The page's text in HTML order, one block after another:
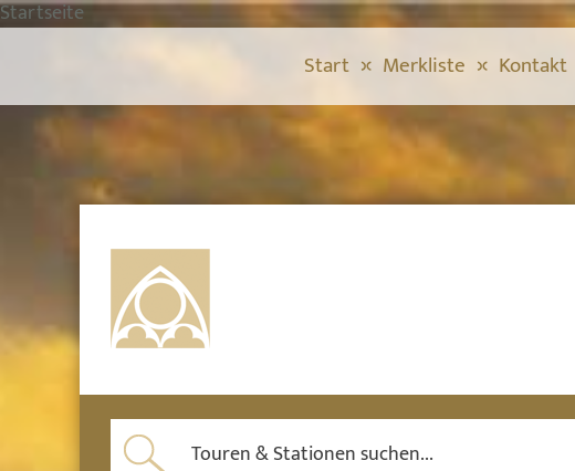
Startseite
Start Merkliste Kontakt